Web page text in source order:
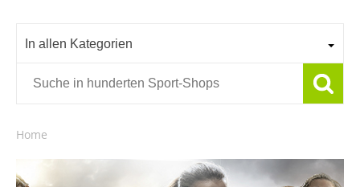
In allen Kategorien
Home